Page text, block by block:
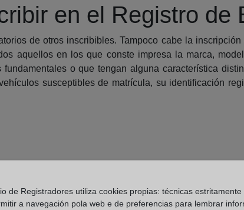
en el Registro de
de otros inscribibles. Tampoco cabe la
aquellos en los que conste impresa la marca,
o que tengan alguna característica
susceptibles de matrícula, su identificación
de Registradores utiliza cookies propias: técnicas
a navegación pola web e de preferencias para lembrar